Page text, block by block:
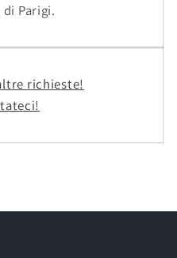
Parigi.
richieste!